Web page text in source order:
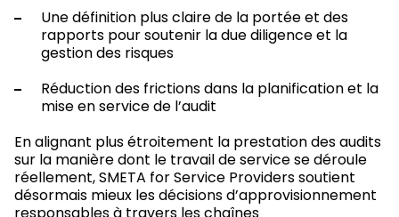
Une définition plus claire de la portée et des
rapports pour soutenir la due diligence et la
gestion des risques
Réduction des frictions dans la planification et la
mise en service de l’audit
En alignant plus étroitement la prestation des audits
sur la manière dont le travail de service se déroule
réellement, SMETA for Service Providers soutient
désormais mieux les décisions d’approvisionnement